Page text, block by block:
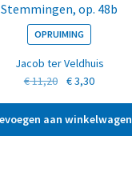
Stemmingen, op. 48b
OPRUIMING
Jacob ter Veldhuis
€11,20
Oorspronkelijke
was:
€ 11,20.
€3,30Huidige
is:
€ 3,30.
aan winkelwagen